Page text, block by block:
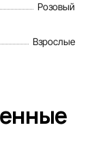
Розовый
Взрослые